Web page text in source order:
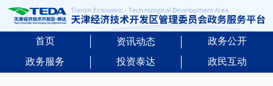
首页 资讯动态
政务公开
政务服务
投资泰达 政民互动